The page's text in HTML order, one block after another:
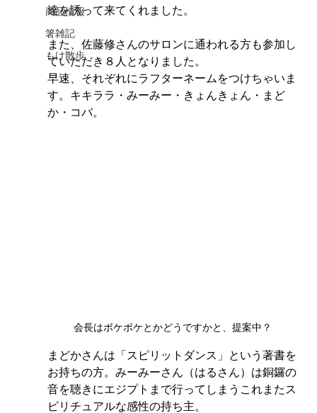
商品情報
箸雑記
もけ散歩
達を誘って来てくれました。
また、佐藤修さんのサロンに通われる方も参加し
ていただき８人となりました。
早速、それぞれにラフターネームをつけちゃいま
す。キキララ・みーみー・きょんきょん・まど
か・コバ。
会長はボケボケとかどうですかと、提案中？
まどかさんは「スピリットダンス」という著書を
お持ちの方。 みーみーさん（はるさん）は銅鑼の
音を聴きにエジプトまで行ってしまうこれまたス
ピリチュアルな感性の持ち主。